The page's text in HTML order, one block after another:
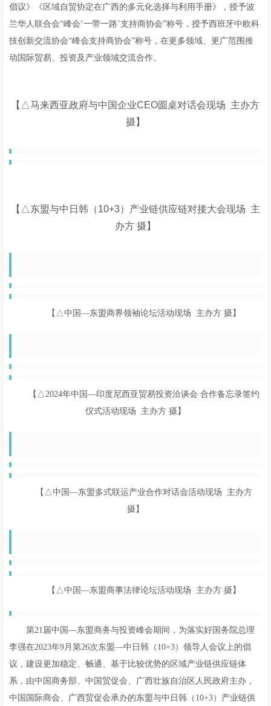
倡议》《区域自贸协定在广西的多元化选择与利用手册》，授予波
兰华人联合会“峰会‘一带一路’支持商协会”称号，授予西班牙中欧科
技创新交流协会“峰会支持商协会”称号，在更多领域、更广范围推
动国际贸易、投资及产业领域交流合作。
【 △马来西亚政府与中国企业CEO圆桌对话会现场 主办方
摄】
【 △东盟与中日韩（10+3）产业链供应链对接大会现场 主
办方 摄】
【△中国—东盟商界领袖论坛活动现场 主办方 摄】
【△2024年中国—印度尼西亚贸易投资洽谈会 合作备忘录签约
仪式活动现场 主办方 摄】
【△中国—东盟多式联运产业合作对话会活动现场 主办方
摄】
【△中国—东盟商事法律论坛活动现场 主办方 摄】
第21届中国—东盟商务与投资峰会期间，为落实好国务院总理
李强在2023年9月第26次东盟—中日韩（10+3）领导人会议上的倡
议，建设更加稳定、畅通、基于比较优势的区域产业链供应链体
系，由中国商务部、中国贸促会、广西壮族自治区人民政府主办，
中国国际商会、广西贸促会承办的东盟与中日韩（10+3）产业链供